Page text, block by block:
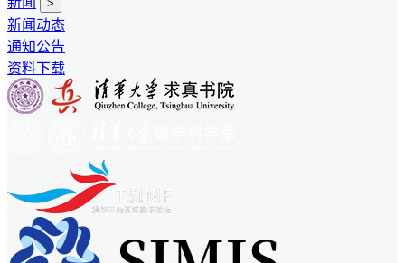
>
新闻动态
通知公告
资料下载